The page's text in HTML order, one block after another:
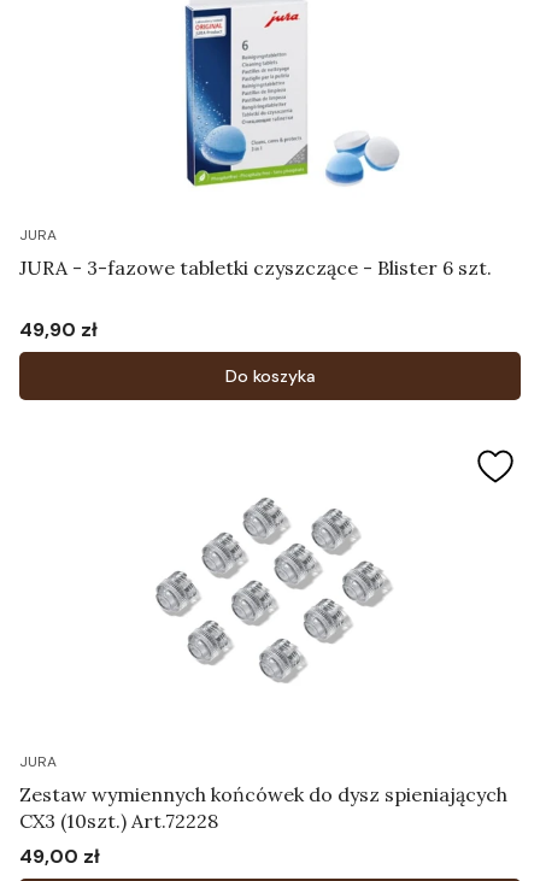
JURA
JURA - 3-fazowe tabletki czyszczące - Blister 6 szt.
Cena
49,90 zł
Do koszyka
JURA
Zestaw wymiennych końcówek do dysz spieniających
CX3 (10szt.) Art.72228
Cena
49,00 zł